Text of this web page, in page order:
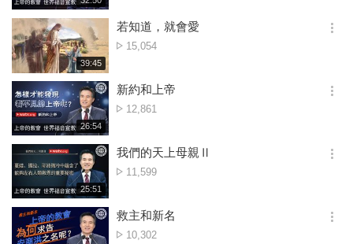
생
간
기
재
생
시
간
39:45
若知道，就會愛
點
15,054
옵
기
재
생
시
간
26:54
新約和上帝
點
12,861
옵
기
재
생
시
간
25:51
我們的天上母親Ⅱ
點
11,599
옵
기
救主和新名
點
10,302
옵